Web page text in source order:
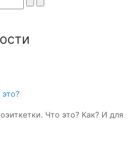
Что это? Как? И для